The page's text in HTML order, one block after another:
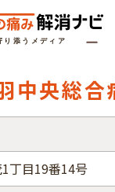
スペシャル対談
専門家インタ
中央総合
丁目19番14号